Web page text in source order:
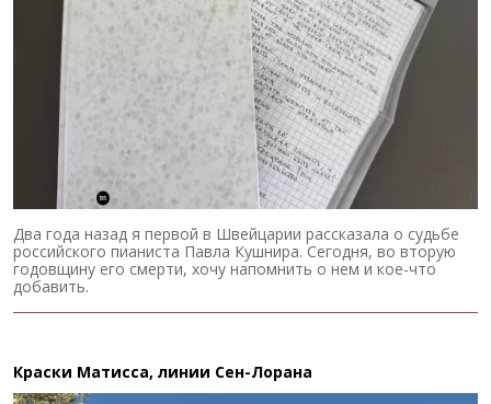
Два года назад я первой в Швейцарии рассказала о судьбе
российского пианиста Павла Кушнира. Сегодня, во вторую
годовщину его смерти, хочу напомнить о нем и кое-что
добавить.
Краски Матисса, линии Сен-Лорана